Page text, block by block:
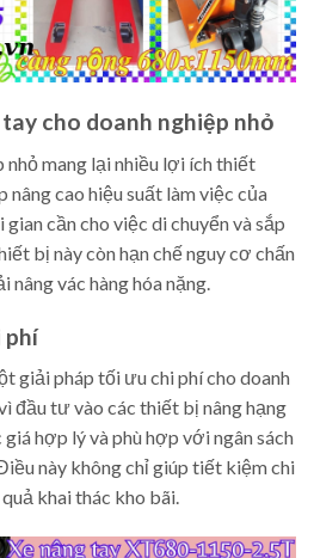
cho doanh nghiệp nhỏ
nhỏ mang lại nhiều lợi ích thiết
nâng cao hiệu suất làm việc của
cần cho việc di chuyển và sắp
bị này còn hạn chế nguy cơ chấn
nâng vác hàng hóa nặng.
phí
giải pháp tối ưu chi phí cho doanh
đầu tư vào các thiết bị nâng hạng
hợp lý và phù hợp với ngân sách
này không chỉ giúp tiết kiệm chi
khai thác kho bãi.